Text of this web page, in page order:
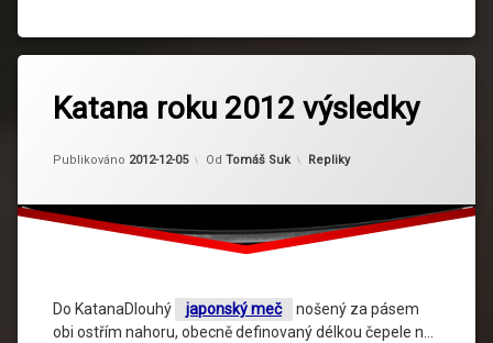
Katana roku 2012 výsledky
Publikováno 2012-12-05 Od Tomáš Suk Kategorie:
Repliky
Do KatanaDlouhý japonský meč
nošený za pásem
obi ostřím nahoru, obecně definovaný délkou čepele n…